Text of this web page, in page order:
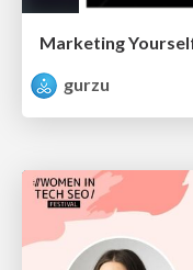
Marketing
gurzu